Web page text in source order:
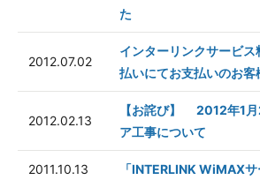
た
2012.07.02
インターリンクサービ
払いにてお支払いのお客
2012.02.13
【お詫び】 2012年1月
ア工事について
2011.10.13 「INTERLINK WiMAX